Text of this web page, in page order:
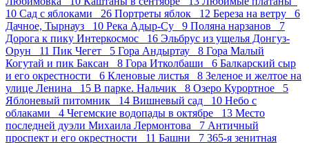
10 Сад с яблоками 26 Портреты яблок 12 Береза на ветру 6
Дачное, Тырнауз 10 Река Адыр-Су 9 Поляна нарзанов 7
Дорога к пику Интеркосмос 16 Эльбрус из ущелья Донгуз-
Орун 11 Пик Чегет 5 Гора Андыртау 8 Гора Малый
Когутай и пик Баксан 8 Гора Итколбаши 6 Балкарский сыр
и его окрестности 6 Кленовые листья 8 Зеленое и желтое на
улице Ленина 15 В парке. Нальчик 8 Озеро Курортное 5
Яблоневый питомник 14 Вишневый сад 10 Небо с
облаками 4 Чегемские водопады в октябре 13 Место
последней дуэли Михаила Лермонтова 7 Античный
проспект и его окрестности 11 Башни 7 365-я зенитная